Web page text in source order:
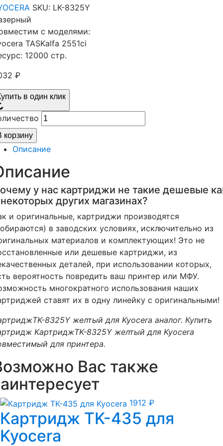
SKU: LK-8325Y
с моделями:
TASKalfa 2551ci
12000 стр.
₽
в один клик
корзину
Описание
у нас картриджи не такие дешевые
других магазинах?
и оригинальные, картриджи производятся
в заводских условиях, исключительно из
материалов и комплектующих! Это не
или дешевые картриджи, из
деталей, при использовании которых,
вероятность повредить ваш принтер или МФУ.
многократного использования наших
ставят их в одну линейку с оригинальными!
8325Y желтый для Kyocera аналог. Купить
КартриджTK-8325Y желтый для Kyocera
для принтера.
Вас также
1912 ₽
Картридж TK-435 для
Kyocera